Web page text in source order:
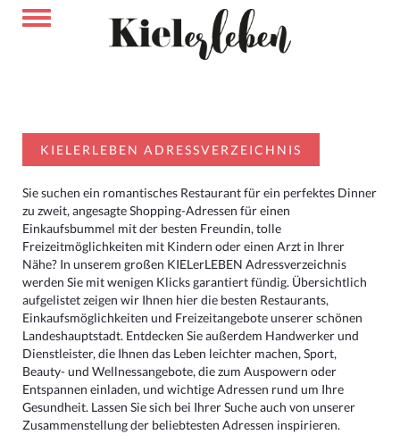
KIELERLEBEN ADRESSVERZEICHNIS
Sie suchen ein romantisches Restaurant für ein perfektes Dinner
zu zweit, angesagte Shopping-Adressen für einen
Einkaufsbummel mit der besten Freundin, tolle
Freizeitmöglichkeiten mit Kindern oder einen Arzt in Ihrer
Nähe? In unserem großen KIELerLEBEN Adressverzeichnis
werden Sie mit wenigen Klicks garantiert fündig. Übersichtlich
aufgelistet zeigen wir Ihnen hier die besten Restaurants,
Einkaufsmöglichkeiten und Freizeitangebote unserer schönen
Landeshauptstadt. Entdecken Sie außerdem Handwerker und
Dienstleister, die Ihnen das Leben leichter machen, Sport,
Beauty- und Wellnessangebote, die zum Auspowern oder
Entspannen einladen, und wichtige Adressen rund um Ihre
Gesundheit. Lassen Sie sich bei Ihrer Suche auch von unserer
Zusammenstellung der beliebtesten Adressen inspirieren.